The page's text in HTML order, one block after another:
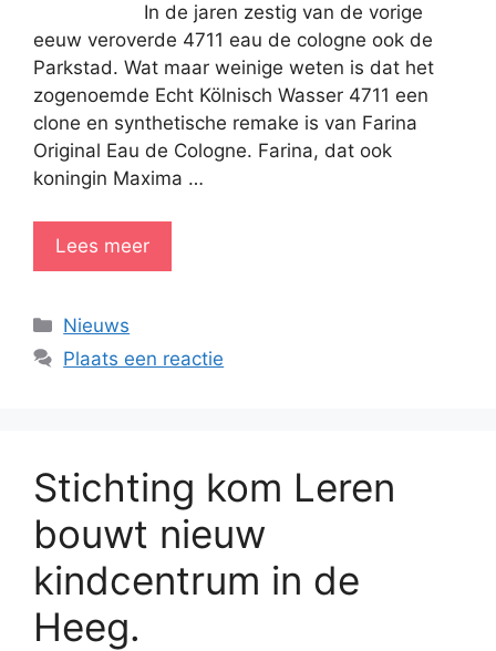
In de jaren zestig van de vorige
eeuw veroverde 4711 eau de cologne ook de
Parkstad. Wat maar weinige weten is dat het
zogenoemde Echt Kölnisch Wasser 4711 een
clone en synthetische remake is van Farina
Original Eau de Cologne. Farina, dat ook
koningin Maxima …
Lees meer
Categorieën
Nieuws
Plaats een reactie
Stichting kom Leren
bouwt nieuw
kindcentrum in de
Heeg.